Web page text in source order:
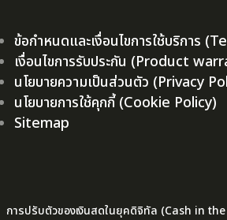
ข้อกำหนดและเงื่อนไขการใช้บริการ
เงื่อนไขการรับประกัน (Product
นโยบายความเป็นส่วนตัว (Privacy
นโยบายการใช้คุกกี้ (Cookie Policy)
Sitemap
การปรับตัวของเงินสดในยุคดิจิทัล (Cash in